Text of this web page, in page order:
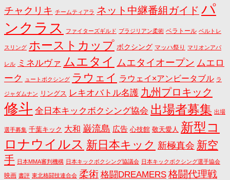
チャクリキ チームティアラ ネット中継番組ガイド パ
ンクラス
ファイターズギルド ブラジリアン柔術 ベラトール ベルトレ
スリング ホーストカップ ボクシング マッハ祭り マリオンアパ
レル ミネルヴァ ムエタイ ムエタイオープン ムエロ
ーク
ュートボクシング ラウェイ ラウェイ×アンビータブル ラ
ジャダムナン リングス レキオバトル名護 九州プロキック
修斗 全日本キックボクシング協会 出場者募集 出場
選手募集 千葉キック 大和 巌流島 広告 心技館 敬天愛人 新型コ
ロナウイルス 新日本キック 新極真会 新空
手 日本MMA審判機構 日本キックボクシング協議会 日本キックボクシング選手協会
映画 書評 東北格闘技連合会 柔術 格闘DREAMERS 格闘代理戦